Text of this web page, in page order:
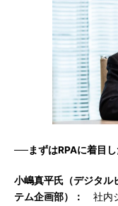
──まずはRPAに着目し
小嶋真平氏（デジタル
テム企画部）：
社内